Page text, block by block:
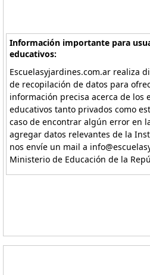
Información importante para
educativos:
Escuelasyjardines.com.ar realiza
de recopilación de datos para
información precisa acerca de los
educativos tanto privados como
caso de encontrar algún error en
agregar datos relevantes de la
nos envíe un mail a
Ministerio de Educación de la